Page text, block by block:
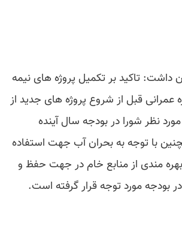
تاکید بر تکمیل پروژه های نیمه
قبل از شروع پروژه های جدید از
نظر شورا در بودجه سال آینده
با توجه به بحران آب جهت استفاده
مندی از منابع خام در جهت حفظ و
مورد توجه قرار گرفته است.